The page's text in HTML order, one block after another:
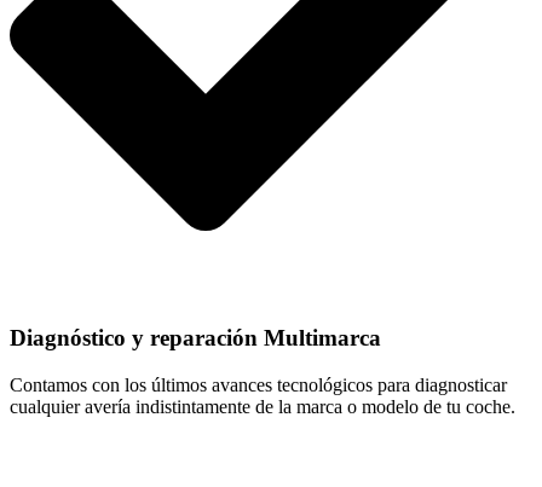
Diagnóstico y reparación Multimarca
Contamos con los últimos avances tecnológicos para diagnosticar
cualquier avería indistintamente de la marca o modelo de tu coche.